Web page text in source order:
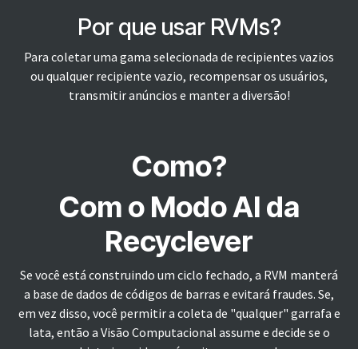
Por que usar RVMs?
Para coletar uma gama selecionada de recipientes vazios
ou qualquer recipiente vazio, recompensar os usuários,
transmitir anúncios e manter a diversão!
Como?
Com o Modo AI da
Recyclever
Se você está construindo um ciclo fechado, a RVM manterá
a base de dados de códigos de barras e evitará fraudes. Se,
em vez disso, você permitir a coleta de "qualquer" garrafa e
lata, então a Visão Computacional assume e decide se o